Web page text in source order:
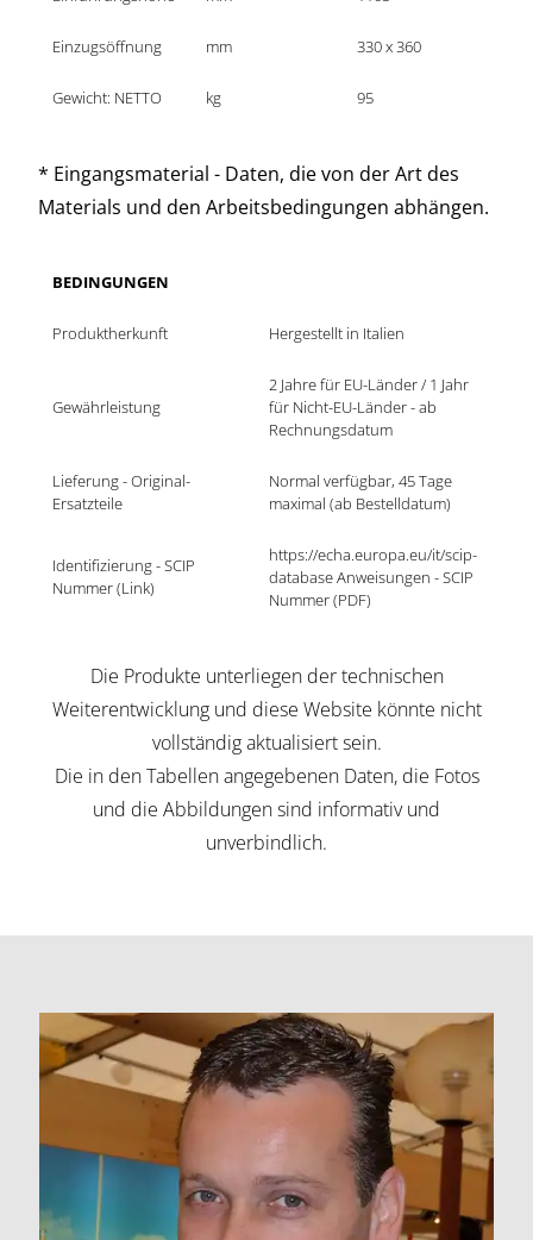
Einzugsöffnung mm 330 x 360
Gewicht: NETTO kg 95
* Eingangsmaterial - Daten, die von der Art des
Materials und den Arbeitsbedingungen abhängen.
BEDINGUNGEN
Produktherkunft Hergestellt in Italien
Gewährleistung
2 Jahre für EU-Länder / 1 Jahr
für Nicht-EU-Länder - ab
Rechnungsdatum
Lieferung - Original-
Ersatzteile
Normal verfügbar, 45 Tage
maximal (ab Bestelldatum)
Identifizierung - SCIP
Nummer (Link)
https://echa.europa.eu/it/scip-
database Anweisungen - SCIP
Nummer (PDF)
Die Produkte unterliegen der technischen
Weiterentwicklung und diese Website könnte nicht
vollständig aktualisiert sein.
Die in den Tabellen angegebenen Daten, die Fotos
und die Abbildungen sind informativ und
unverbindlich.